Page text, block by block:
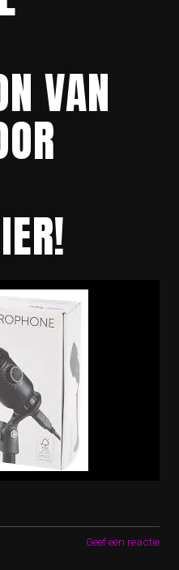
VAN
Geef een reactie